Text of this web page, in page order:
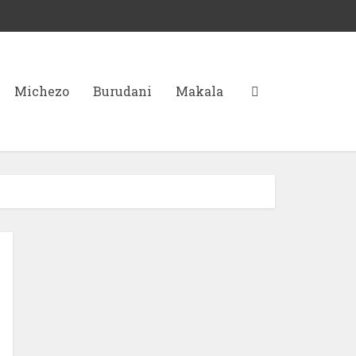
Michezo Burudani Makala